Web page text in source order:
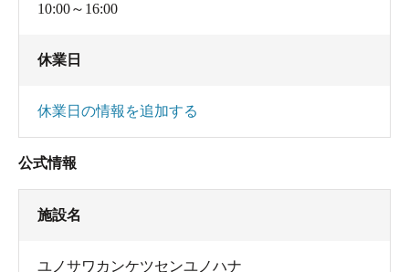
間欠泉が噴き出てくるのをいまかいまかと裸で待ってい
きたと思ったら、すぐにジャボジャボと豪快に噴き上げ
10:00～16:00
休業日
休業日の情報を追加する
公式情報
施設名
ユノサワカンケツセンユノハナ